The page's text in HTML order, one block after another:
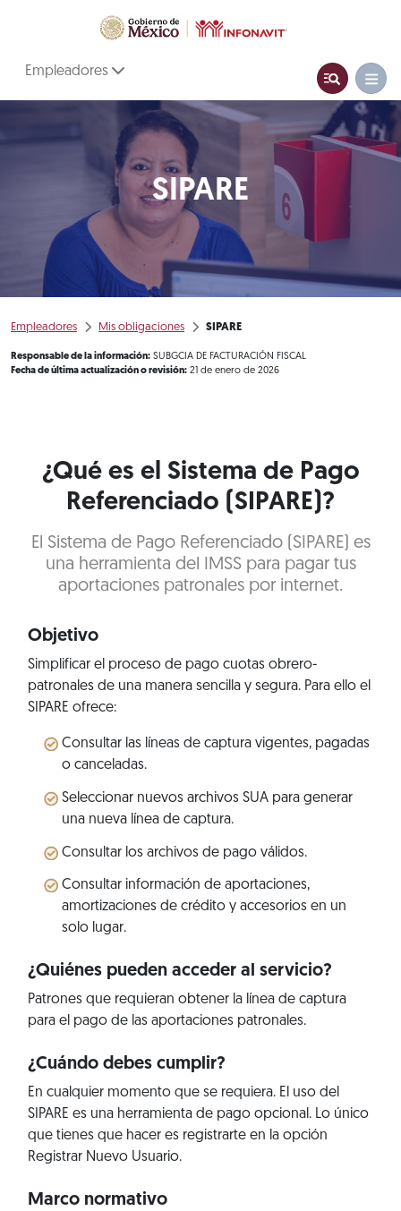
Empleadores
SIPARE
Empleadores Mis obligaciones SIPARE
Responsable de la información: SUBGCIA DE FACTURACIÓN FISCAL
Fecha de última actualización o revisión: 21 de enero de 2026
¿Qué es el Sistema de Pago
Referenciado (SIPARE)?
El Sistema de Pago Referenciado (SIPARE) es
una herramienta del IMSS para pagar tus
aportaciones patronales por internet.
Objetivo
Simplificar el proceso de pago cuotas obrero-
patronales de una manera sencilla y segura. Para ello el
SIPARE ofrece:
Consultar las líneas de captura vigentes, pagadas
o canceladas.
Seleccionar nuevos archivos SUA para generar
una nueva línea de captura.
Consultar los archivos de pago válidos.
Consultar información de aportaciones,
amortizaciones de crédito y accesorios en un
solo lugar.
¿Quiénes pueden acceder al servicio?
Patrones que requieran obtener la línea de captura
para el pago de las aportaciones patronales.
¿Cuándo debes cumplir?
En cualquier momento que se requiera. El uso del
SIPARE es una herramienta de pago opcional. Lo único
que tienes que hacer es registrarte en la opción
Registrar Nuevo Usuario.
Marco normativo